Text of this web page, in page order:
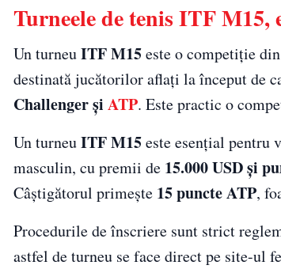
Turneele de tenis ITF
Un turneuITF M15este o competiție
destinată jucătorilor aflați la început de
Challenger și ATP. Este practic o
Un turneuITF M15este esențial
masculin, cu premii de 15.000 USD și
Câștigătorul primește 15 puncte ATP,
Procedurile de înscriere sunt strict
astfel de turneu se face direct pe site-ul